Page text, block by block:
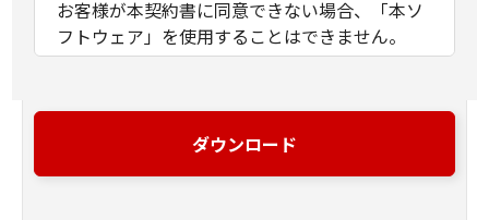
お客様が本契約書に同意できない場合、「本ソ
フトウェア」を使用することはできません。
(1) キヤノンは、お客様が「キヤノン製品」を利
用する目的のために、「キヤノン製品」に直接
ダウンロード